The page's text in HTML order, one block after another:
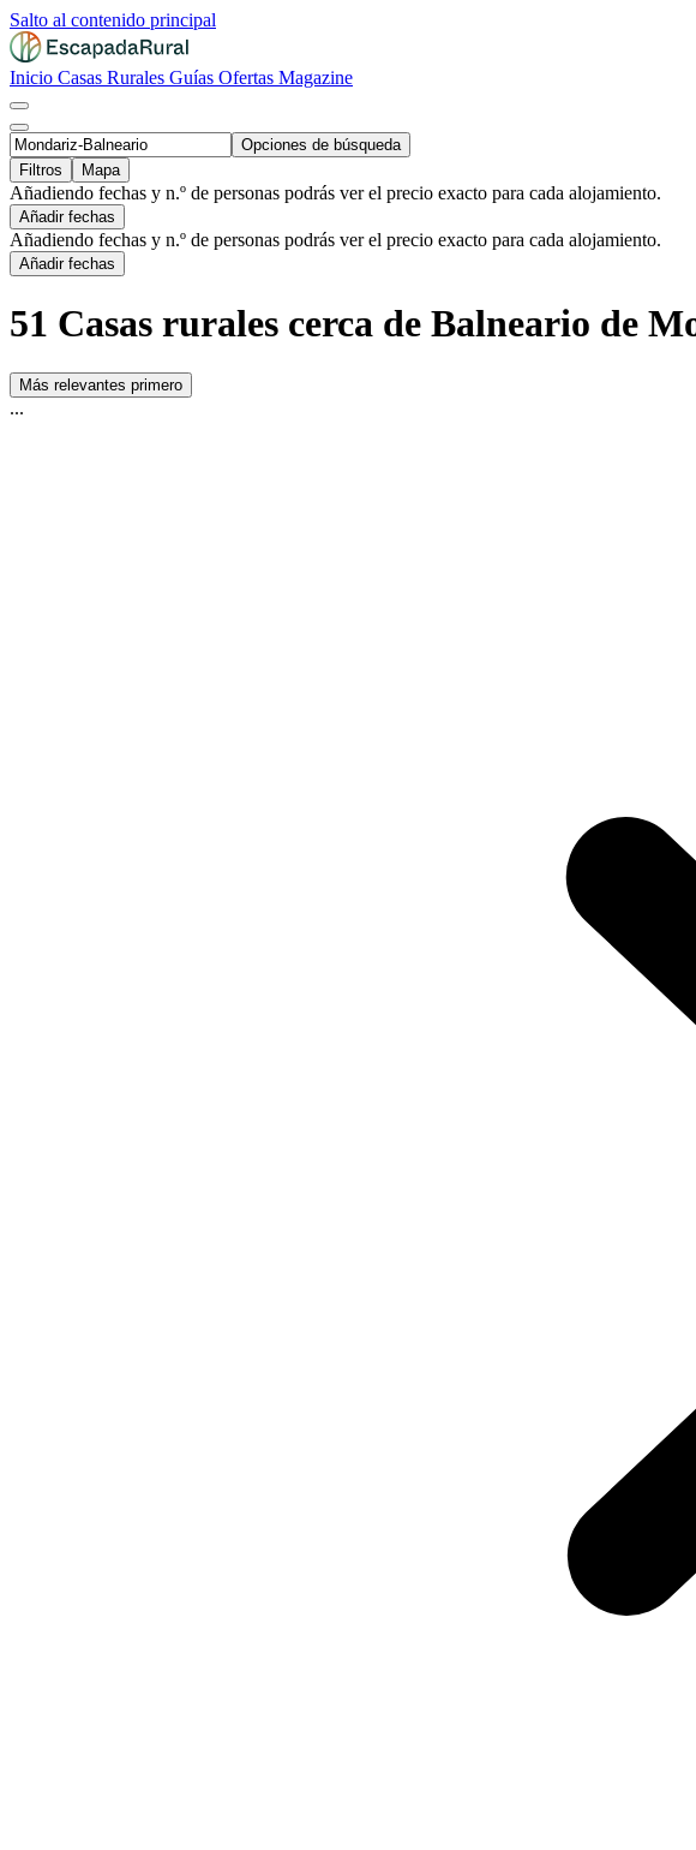
Salto al contenido principal
Inicio Casas Rurales Guías Ofertas Magazine
Opciones de búsqueda
Filtros
Mapa
Añadiendo fechas y n.º de personas podrás ver el precio exacto para cada alojamiento.
Añadir fechas
Añadiendo fechas y n.º de personas podrás ver el precio exacto para cada alojamiento.
Añadir fechas
51 Casas rurales cerca de Balneario de
Más relevantes primero
...